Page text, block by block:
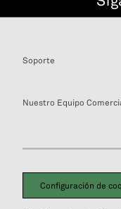
Soporte
Nuestro Equipo
Configuración de